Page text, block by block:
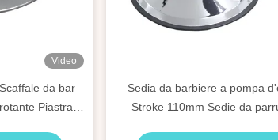
Video
da bar
Piastra
Sedia da barbiere a pompa
Stroke 110mm Sedie da